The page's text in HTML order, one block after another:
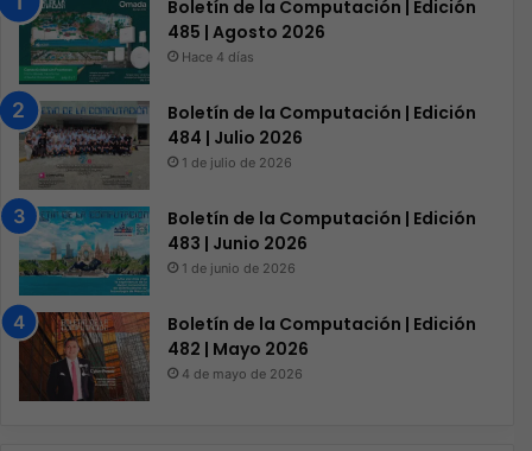
Boletín de la Computación | Edición
485 | Agosto 2026
Hace 4 días
Boletín de la Computación | Edición
484 | Julio 2026
1 de julio de 2026
Boletín de la Computación | Edición
483 | Junio 2026
1 de junio de 2026
Boletín de la Computación | Edición
482 | Mayo 2026
4 de mayo de 2026